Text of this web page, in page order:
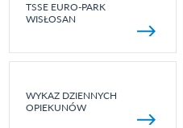
TSSE EURO-PARK
WISŁOSAN
WYKAZ DZIENNYCH
OPIEKUNÓW